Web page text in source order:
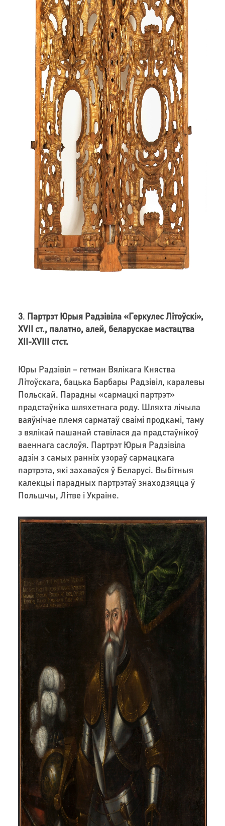
3. Партрэт Юрыя Радзівіла «Геркулес Літоўскі»,
XVII ст., палатно, алей, беларускае мастацтва
XII-XVIII стст.
Юры Радзівіл – гетман Вялікага Княства
Літоўскага, бацька Барбары Радзівіл, каралевы
Польскай. Парадны «сармацкі партрэт»
прадстаўніка шляхетнага роду. Шляхта лічыла
ваяўнічае племя сарматаў сваімі продкамі, таму
з вялікай пашанай ставілася да прадстаўнікоў
ваеннага саслоўя. Партрэт Юрыя Радзівіла
адзін з самых ранніх узораў сармацкага
партрэта, які захаваўся ў Беларусі. Выбітныя
калекцыі парадных партрэтаў знаходзяцца ў
Польшчы, Літве і Украіне.